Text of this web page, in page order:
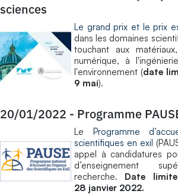
sciences
Le grand prix et le prix
dans les domaines
touchant aux
numérique, à
l'environnement (date
9 mai).
20/01/2022 - Programme
Le Programme
scientifiques en exil
appel à candidatures
d’enseignement
recherche. Date
28 janvier 2022.